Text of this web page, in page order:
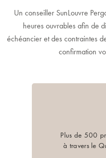
Un conseiller SunLouvre
heures ouvrables afin de
échéancier et des contraintes
confirmation
Plus de 500
à travers le